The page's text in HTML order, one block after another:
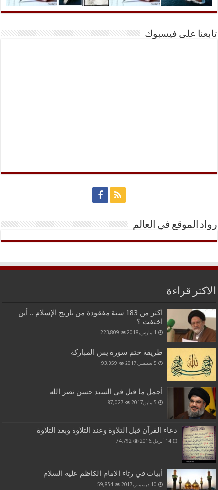
تابعنا على فيسبوك
رواد الموقع في العالم
الاكثر قراءة
اكثر من 183 سنة مفقودة من تاريخ الإسلام .. أين
اختفت ؟
1 مارس,2018 223,809
طريقة ختم سورة يس المباركة
5 سبتمبر,2017 93,859
أجمل ما قيل في السيد حسن نصر الله
5 مايو,2017 87,027
دعاء القرآن قبل التلاوة وعند التلاوة وبعد التلاوة
14 أبريل,2016 74,792
أبيات في رثاء الامام الكاظم عليه السلام
10 ديسمبر,2017 59,854